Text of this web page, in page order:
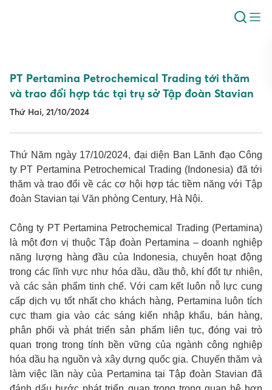
PT Pertamina Petrochemical Trading tới thăm
và trao đổi hợp tác tại trụ sở Tập đoàn Stavian
Thứ Hai, 21/10/2024
Thứ Năm ngày 17/10/2024, đại diện Ban Lãnh đạo Công
ty PT Pertamina Petrochemical Trading (Indonesia) đã tới
thăm và trao đổi về các cơ hội hợp tác tiềm năng với Tập
đoàn Stavian tại Văn phòng Century, Hà Nội.
Công ty PT Pertamina Petrochemical Trading (Pertamina)
là một đơn vị thuộc Tập đoàn Pertamina – doanh nghiệp
năng lượng hàng đầu của Indonesia, chuyên hoạt động
trong các lĩnh vực như hóa dầu, dầu thô, khí đốt tự nhiên,
và các sản phẩm tinh chế. Với cam kết luôn nỗ lực cung
cấp dịch vụ tốt nhất cho khách hàng, Pertamina luôn tích
cực tham gia vào các sáng kiến ​​nhập khẩu, bán hàng,
phân phối và phát triển sản phẩm liên tục, đóng vai trò
quan trọng trong tính bền vững của ngành công nghiệp
hóa dầu hạ nguồn và xây dựng quốc gia. Chuyến thăm và
làm việc lần này của Pertamina tại Tập đoàn Stavian đã